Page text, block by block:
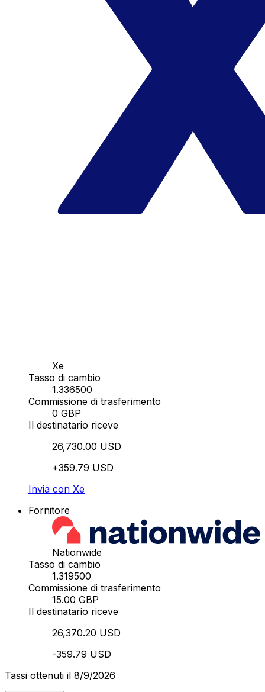
Xe
Tasso di cambio
1.336500
Commissione di trasferimento
0 GBP
Il destinatario riceve
26,730.00 USD
+359.79 USD
Invia con Xe
Fornitore
Nationwide
Tasso di cambio
1.319500
Commissione di trasferimento
15.00 GBP
Il destinatario riceve
26,370.20 USD
-359.79 USD
Tassi ottenuti il 8/9/2026